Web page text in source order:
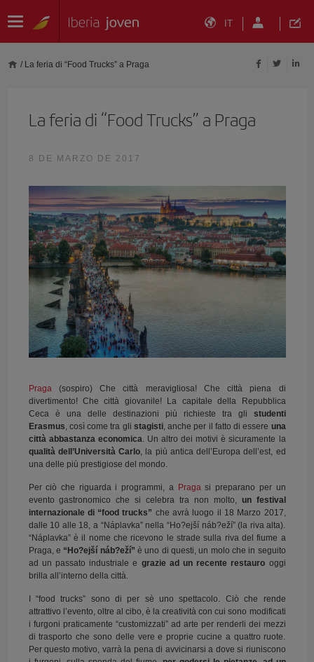
IT
/ La feria di “Food Trucks” a Praga
La feria di “Food Trucks” a Praga
8 DE MARZO DE 2017
Praga (sospiro) Che città meravigliosa! Che città piena di
divertimento! Che città giovanile! La capitale della Repubblica
Ceca è una delle destinazioni più richieste tra gli studenti
Erasmus , così come tra gli stagisti, anche per il fatto di essere una
città abbastanza economica . Un altro dei motivi è sicuramente la
qualità dell’Università Carlo , la più antica dell’Europa dell’est, ed
una delle più prestigiose del mondo.
Per ciò che riguarda i programmi, a Praga si preparano per un
evento gastronomico che si celebra tra non molto, un festival
internazionale di “food trucks” che avrà luogo il 18 Marzo 2017,
dalle 10 alle 18, a “Náplavka” nella “Ho?ejší náb?eží” (la riva alta).
“Náplavka” è il nome che ricevono le strade sulla riva del fiume a
Praga, e “Ho?ejší náb?eží” è uno di questi, un molo che in seguito
ad un passato industriale e grazie ad un recente restauro oggi
brilla all’interno della città.
I “food trucks” sono di per sè uno spettacolo. Ciò che rende
attrattivo l’evento, oltre al cibo, è la creatività con cui sono modificati
i furgoni praticamente “customizzati” ad arte per renderli dei mezzi
di trasporto che sono delle vere e proprie cucine a quattro ruote.
Per questo motivo, varrà la pena di avvicinarsi a dove si riuniscono